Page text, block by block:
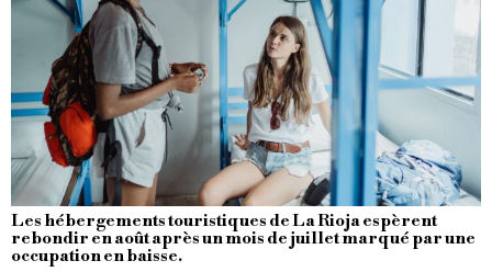
Les hébergements touristiques de La Rioja espèrent
rebondir en août après un mois de juillet marqué par une
occupation en baisse.